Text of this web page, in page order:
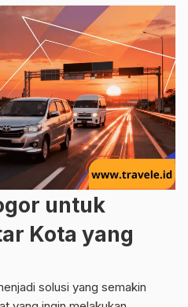
untuk
Kota yang
solusi yang semakin